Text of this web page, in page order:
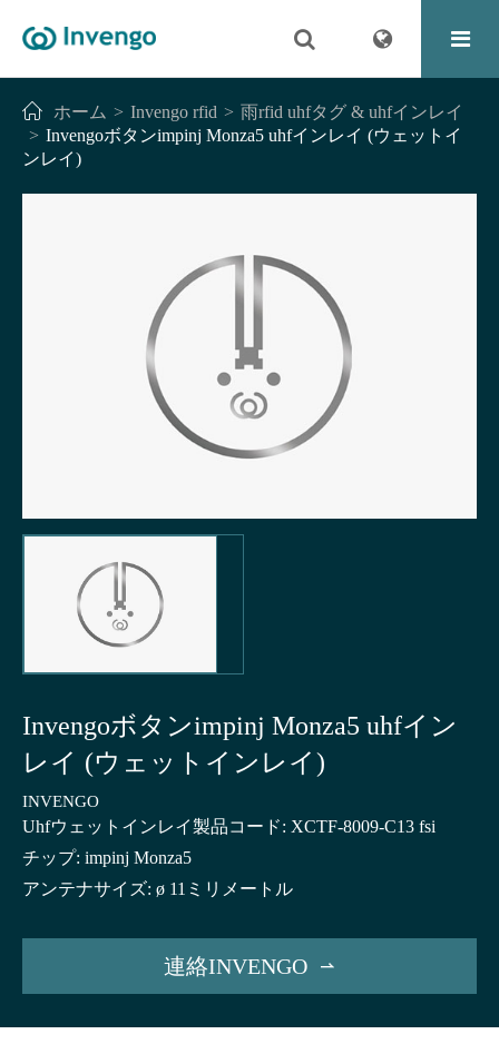
ホーム Invengo rfid
雨rfid uhfタグ & uhfインレイ
Invengoボタンimpinj Monza5 uhfインレイ (ウェットイ
ンレイ)
Invengoボタンimpinj Monza5 uhfイン
レイ (ウェットインレイ)
INVENGO
Uhfウェットインレイ製品コード: XCTF-8009-C13 fsi
チップ: impinj Monza5
アンテナサイズ: ø 11ミリメートル
連絡INVENGO 